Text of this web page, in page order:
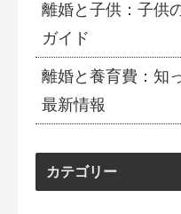
離婚と子供：子供
ガイド
離婚と養育費：知
最新情報
カテゴリー